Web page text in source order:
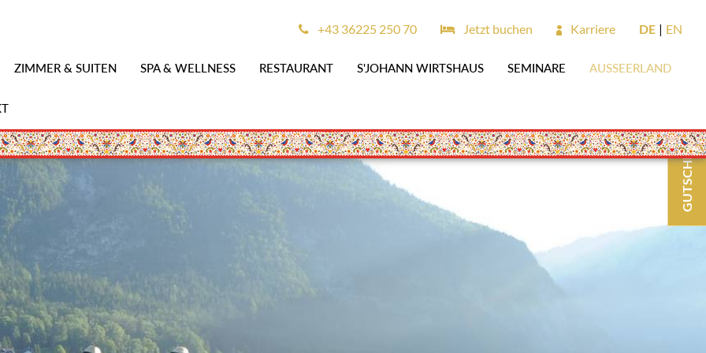
ZIMMER & SUITEN SPA & WELLNESS RESTAURANT S'JOHANN WIRTSHAUS SEMINARE AUSSEERLAND
+43 36225 250 70 Jetzt buchen Karriere DE EN
GUTSCHEINE